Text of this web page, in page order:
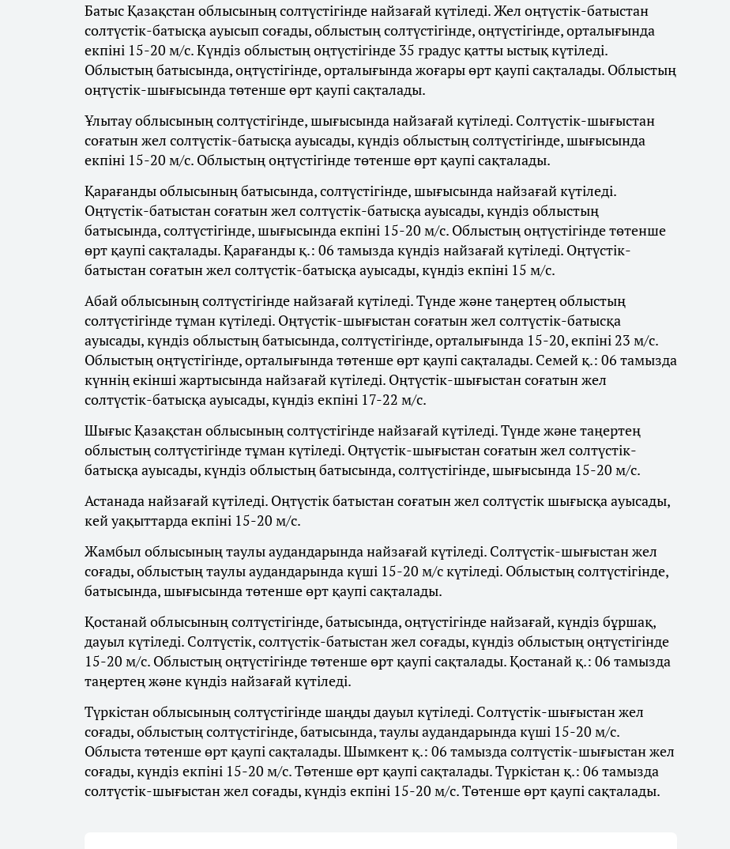
Батыс Қазақстан облысының солтүстігінде найзағай күтіледі. Жел оңтүстік-батыстан
солтүстік-батысқа ауысып соғады, облыстың солтүстігінде, оңтүстігінде, орталығында
екпіні 15-20 м/с. Күндіз облыстың оңтүстігінде 35 градус қатты ыстық күтіледі.
Облыстың батысында, оңтүстігінде, орталығында жоғары өрт қаупі сақталады. Облыстың
оңтүстік-шығысында төтенше өрт қаупі сақталады.
Ұлытау облысының солтүстігінде, шығысында найзағай күтіледі. Солтүстік-шығыстан
соғатын жел солтүстік-батысқа ауысады, күндіз облыстың солтүстігінде, шығысында
екпіні 15-20 м/с. Облыстың оңтүстігінде төтенше өрт қаупі сақталады.
Қарағанды облысының батысында, солтүстігінде, шығысында найзағай күтіледі.
Оңтүстік-батыстан соғатын жел солтүстік-батысқа ауысады, күндіз облыстың
батысында, солтүстігінде, шығысында екпіні 15-20 м/с. Облыстың оңтүстігінде төтенше
өрт қаупі сақталады. Қарағанды қ.: 06 тамызда күндіз найзағай күтіледі. Оңтүстік-
батыстан соғатын жел солтүстік-батысқа ауысады, күндіз екпіні 15 м/с.
Абай облысының солтүстігінде найзағай күтіледі. Түнде және таңертең облыстың
солтүстігінде тұман күтіледі. Оңтүстік-шығыстан соғатын жел солтүстік-батысқа
ауысады, күндіз облыстың батысында, солтүстігінде, орталығында 15-20, екпіні 23 м/с.
Облыстың оңтүстігінде, орталығында төтенше өрт қаупі сақталады. Семей қ.: 06 тамызда
күннің екінші жартысында найзағай күтіледі. Оңтүстік-шығыстан соғатын жел
солтүстік-батысқа ауысады, күндіз екпіні 17-22 м/с.
Шығыс Қазақстан облысының солтүстігінде найзағай күтіледі. Түнде және таңертең
облыстың солтүстігінде тұман күтіледі. Оңтүстік-шығыстан соғатын жел солтүстік-
батысқа ауысады, күндіз облыстың батысында, солтүстігінде, шығысында 15-20 м/с.
Астанада найзағай күтіледі. Оңтүстік батыстан соғатын жел солтүстік шығысқа ауысады,
кей уақыттарда екпіні 15-20 м/с.
Жамбыл облысының таулы аудандарында найзағай күтіледі. Солтүстік-шығыстан жел
соғады, облыстың таулы аудандарында күші 15-20 м/с күтіледі. Облыстың солтүстігінде,
батысында, шығысында төтенше өрт қаупі сақталады.
Қостанай облысының солтүстігінде, батысында, оңтүстігінде найзағай, күндіз бұршақ,
дауыл күтіледі. Солтүстік, солтүстік-батыстан жел соғады, күндіз облыстың оңтүстігінде
15-20 м/с. Облыстың оңтүстігінде төтенше өрт қаупі сақталады. Қостанай қ.: 06 тамызда
таңертең және күндіз найзағай күтіледі.
Түркістан облысының солтүстігінде шаңды дауыл күтіледі. Солтүстік-шығыстан жел
соғады, облыстың солтүстігінде, батысында, таулы аудандарында күші 15-20 м/с.
Облыста төтенше өрт қаупі сақталады. Шымкент қ.: 06 тамызда солтүстік-шығыстан жел
соғады, күндіз екпіні 15-20 м/с. Төтенше өрт қаупі сақталады. Түркістан қ.: 06 тамызда
солтүстік-шығыстан жел соғады, күндіз екпіні 15-20 м/с. Төтенше өрт қаупі сақталады.